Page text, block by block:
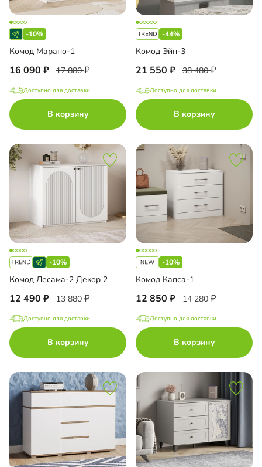
-10%
Комод Марано-1
16 090 17 880
Доступно для доставки
В корзину
-44%
Комод Эйн-3
21 550 38 480
Доступно для доставки
В корзину
-10%
Комод Лесама-2 Декор 2
12 490 13 880
Доступно для доставки
В корзину
-10%
Комод Капса-1
12 850 14 280
Доступно для доставки
В корзину